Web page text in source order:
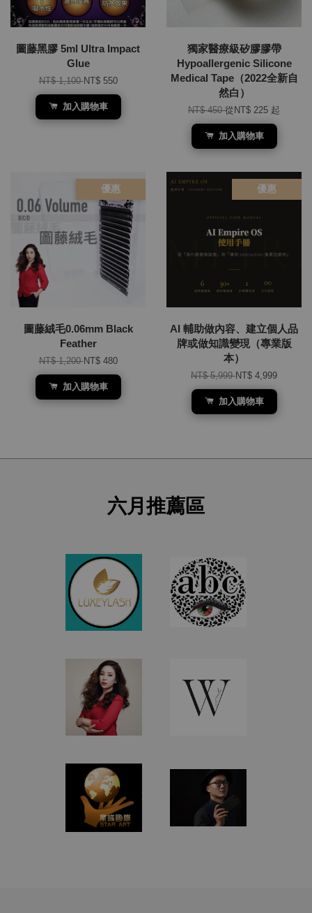
圖藤黑膠 5ml Ultra Impact
Glue
NT$ 1,100NT$ 550
加入購物車
獨家醫療級矽膠膠帶
Hypoallergenic Silicone
Medical Tape（2022全新自
然白）
NT$ 450從NT$ 225 起
加入購物車
優惠
圖藤絨毛0.06mm Black
Feather
NT$ 1,200NT$ 480
加入購物車
優惠
AI 輔助做內容、建立個人品
牌或做知識變現（專業版
本）
NT$ 5,999NT$ 4,999
加入購物車
六月推薦區